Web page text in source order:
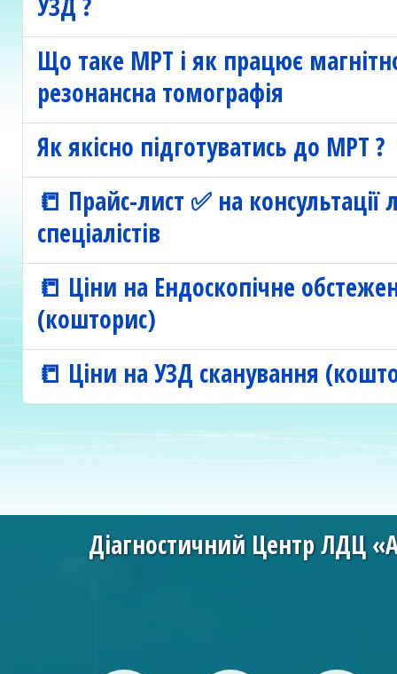
Що таке МРТ і як працює
резонансна томографія
Як якісно підготуватись до МРТ ?
📒 Прайс-лист ✅ на консультації
спеціалістів
📒 Ціни на Ендоскопічне
(кошторис)
📒 Ціни на УЗД сканування
Діагностичний Центр ЛДЦ